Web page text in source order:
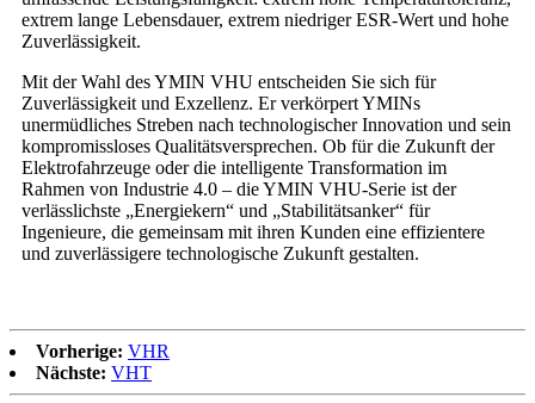
extrem lange Lebensdauer, extrem niedriger ESR-Wert und hohe
Zuverlässigkeit.
Mit der Wahl des YMIN VHU entscheiden Sie sich für
Zuverlässigkeit und Exzellenz. Er verkörpert YMINs
unermüdliches Streben nach technologischer Innovation und sein
kompromissloses Qualitätsversprechen. Ob für die Zukunft der
Elektrofahrzeuge oder die intelligente Transformation im
Rahmen von Industrie 4.0 – die YMIN VHU-Serie ist der
verlässlichste „Energiekern“ und „Stabilitätsanker“ für
Ingenieure, die gemeinsam mit ihren Kunden eine effizientere
und zuverlässigere technologische Zukunft gestalten.
Vorherige: VHR
Nächste: VHT